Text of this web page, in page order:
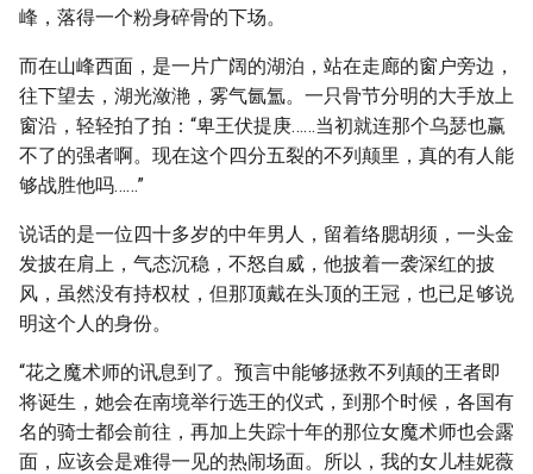
峰，落得一个粉身碎骨的下场。
而在山峰西面，是一片广阔的湖泊，站在走廊的窗户旁边，
往下望去，湖光潋滟，雾气氤氲。一只骨节分明的大手放上
窗沿，轻轻拍了拍：“卑王伏提庚……当初就连那个乌瑟也赢
不了的强者啊。现在这个四分五裂的不列颠里，真的有人能
够战胜他吗……”
说话的是一位四十多岁的中年男人，留着络腮胡须，一头金
发披在肩上，气态沉稳，不怒自威，他披着一袭深红的披
风，虽然没有持权杖，但那顶戴在头顶的王冠，也已足够说
明这个人的身份。
“花之魔术师的讯息到了。预言中能够拯救不列颠的王者即
将诞生，她会在南境举行选王的仪式，到那个时候，各国有
名的骑士都会前往，再加上失踪十年的那位女魔术师也会露
面，应该会是难得一见的热闹场面。所以，我的女儿桂妮薇